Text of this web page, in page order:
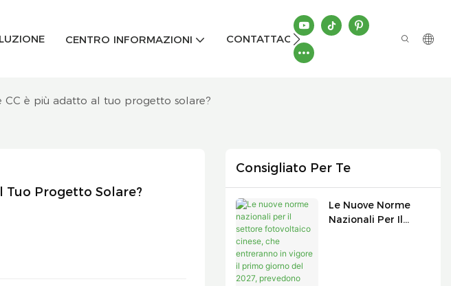
CENTRO INFORMAZIONI CONTATTACI
è più adatto al tuo progetto solare?
Tuo Progetto Solare?
Consigliato Per Te
Le Nuove Norme
Nazionali Per Il